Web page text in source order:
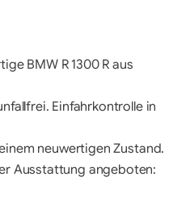
BMW R 1300 R aus
Einfahrkontrolle in
neuwertigen Zustand.
Ausstattung angeboten: